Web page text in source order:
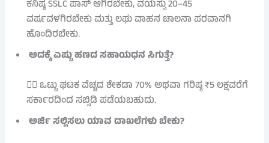
ಕನಿಷ್ಠ SSLC ಪಾಸ್ ಆಗಿರಬೇಕು, ವಯಸ್ಸು 20–45
ವರ್ಷವಳಗಿರಬೇಕು ಮತ್ತು ಲಘು ವಾಹನ ಚಾಲನಾ ಪರವಾನಗಿ
ಹೊಂದಿರಬೇಕು.
ಅದಕ್ಕೆ ಎಷ್ಟು ಹಣದ ಸಹಾಯಧನ ಸಿಗುತ್ತೆ?
👉🏻 ಒಟ್ಟು ಘಟಕ ವೆಚ್ಚದ ಶೇಕಡಾ 70% ಅಥವಾ ಗರಿಷ್ಠ ₹5 ಲಕ್ಷವರೆಗೆ
ಸರ್ಕಾರದಿಂದ ಸಬ್ಸಿಡಿ ಪಡೆಯಬಹುದು.
ಅರ್ಜಿ ಸಲ್ಲಿಸಲು ಯಾವ ದಾಖಲೆಗಳು ಬೇಕು?